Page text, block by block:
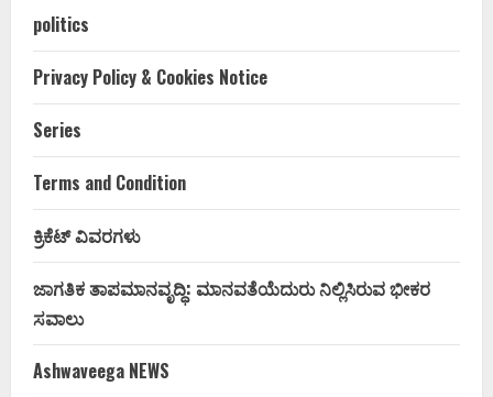
politics
Privacy Policy & Cookies Notice
Series
Terms and Condition
ಕ್ರಿಕೆಟ್ ವಿವರಗಳು
ಜಾಗತಿಕ ತಾಪಮಾನವೃದ್ಧಿ: ಮಾನವತೆಯೆದುರು ನಿಲ್ಲಿಸಿರುವ ಭೀಕರ
ಸವಾಲು
Ashwaveega NEWS